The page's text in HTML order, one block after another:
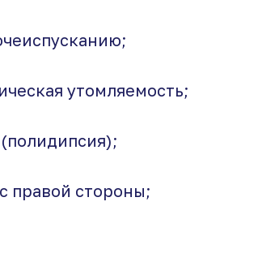
утомляемость;
правой стороны;